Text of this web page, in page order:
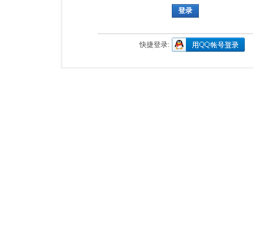
登录
快捷登录: